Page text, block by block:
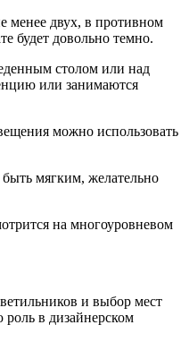
менее двух, в противном
будет довольно темно.
столом или над
или занимаются
можно использовать
мягким, желательно
на многоуровневом
и выбор мест
в дизайнерском